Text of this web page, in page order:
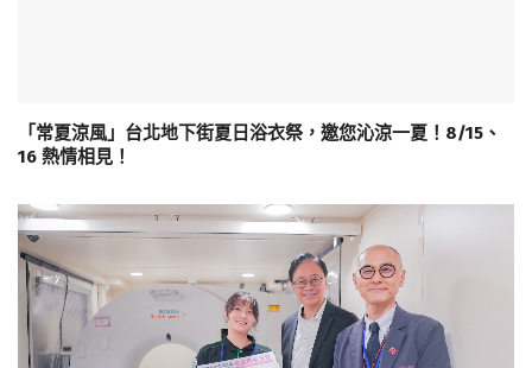
「常夏涼風」台北地下街夏日浴衣祭，邀您沁涼一夏！8/15、
16 熱情相見！